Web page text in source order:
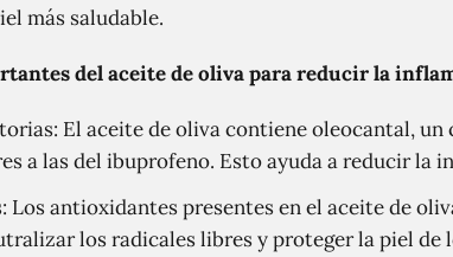
más saludable.
del aceite de oliva para reducir la
El aceite de oliva contiene oleocantal, un
a las del ibuprofeno. Esto ayuda a reducir la
antioxidantes presentes en el aceite de
los radicales libres y proteger la piel de